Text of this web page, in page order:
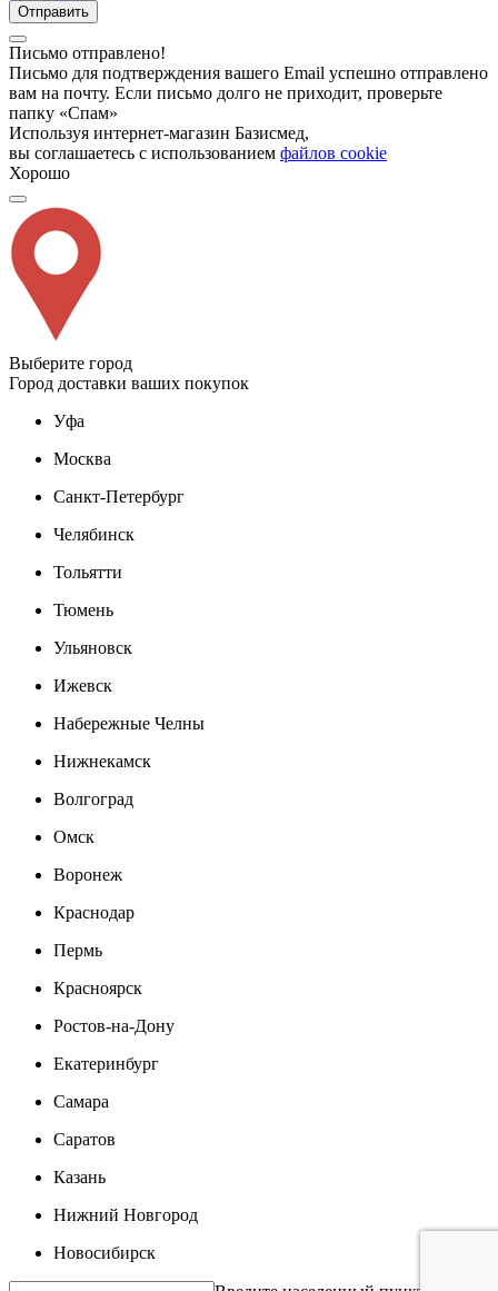
Отправить
Письмо отправлено!
Письмо для подтверждения вашего Email успешно отправлено
вам на почту. Если письмо долго не приходит, проверьте
папку «Спам»
Используя интернет-магазин Базисмед,
вы соглашаетесь с использованием файлов cookie
Хорошо
Выберите город
Город доставки ваших покупок
Уфа
Москва
Санкт-Петербург
Челябинск
Тольятти
Тюмень
Ульяновск
Ижевск
Набережные Челны
Нижнекамск
Волгоград
Омск
Воронеж
Краснодар
Пермь
Красноярск
Ростов-на-Дону
Екатеринбург
Самара
Саратов
Казань
Нижний Новгород
Новосибирск